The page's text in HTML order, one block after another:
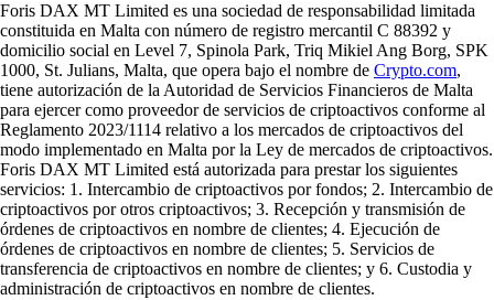
Foris DAX MT Limited es una sociedad de responsabilidad limitada
constituida en Malta con número de registro mercantil C 88392 y
domicilio social en Level 7, Spinola Park, Triq Mikiel Ang Borg, SPK
1000, St. Julians, Malta, que opera bajo el nombre de Crypto.com,
tiene autorización de la Autoridad de Servicios Financieros de Malta
para ejercer como proveedor de servicios de criptoactivos conforme al
Reglamento 2023/1114 relativo a los mercados de criptoactivos del
modo implementado en Malta por la Ley de mercados de criptoactivos.
Foris DAX MT Limited está autorizada para prestar los siguientes
servicios: 1. Intercambio de criptoactivos por fondos; 2. Intercambio de
criptoactivos por otros criptoactivos; 3. Recepción y transmisión de
órdenes de criptoactivos en nombre de clientes; 4. Ejecución de
órdenes de criptoactivos en nombre de clientes; 5. Servicios de
transferencia de criptoactivos en nombre de clientes; y 6. Custodia y
administración de criptoactivos en nombre de clientes.